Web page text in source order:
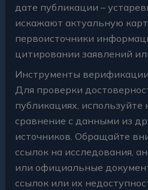
дате публикации –
искажают актуальную
первоисточники
цитировании заявлений
Инструменты
Для проверки
публикациях, используйте
сравнение с данными из
источников. Обращайте
ссылок на исследования,
или официальные
ссылок или их